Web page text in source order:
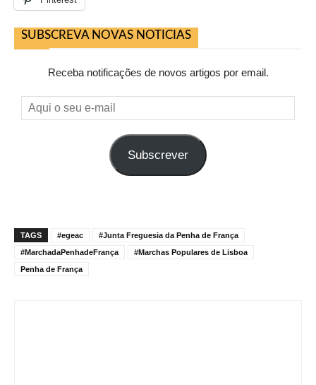
SUBSCREVA NOVAS NOTICIAS
Receba notificações de novos artigos por email.
Aqui
o
Subscrever
TAGS #egeac
#Junta Freguesia da Penha de França
#MarchadaPenhadeFrança
#Marchas Populares de Lisboa
Penha de França